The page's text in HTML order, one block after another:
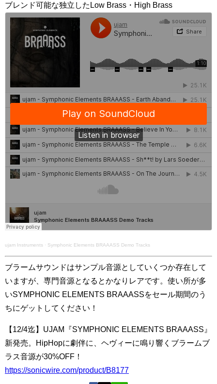
ブレンド可能な独立したLow Brass・High Brass
ujam Instruments · Symphonic Elements BRAAASS Demo Tracks
ブラームサウンドはサンプル音源としていくつか存在して
いますが、専門音源となるとかなりレアです。使い所が多
いSYMPHONIC ELEMENTS BRAAASSをセール期間のう
ちにゲットしてください！
【12/4迄】UJAM『SYMPHONIC ELEMENTS BRAAASS』
新発売。HipHopに劇伴に、ヘヴィーに鳴り響くブラームブ
ラス音源が30%OFF！
https://sonicwire.com/product/B8177